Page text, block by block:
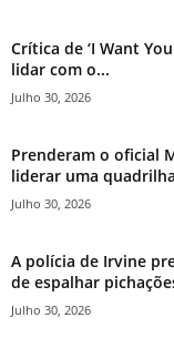
Crítica de ‘I Want
lidar com o...
Julho 30, 2026
Prenderam o oficial
liderar uma
Julho 30, 2026
A polícia de Irvine
de espalhar
Julho 30, 2026